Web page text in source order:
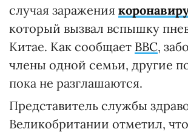
случая заражения
который вызвал вспышку
Китае. Как сообщает ВВС,
члены одной семьи, другие
пока не разглашаются.
Представитель службы
Великобритании отметил,